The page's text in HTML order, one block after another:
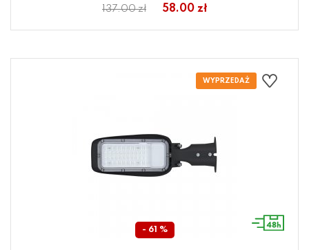
137.00 zł 58.00 zł
- 61 %